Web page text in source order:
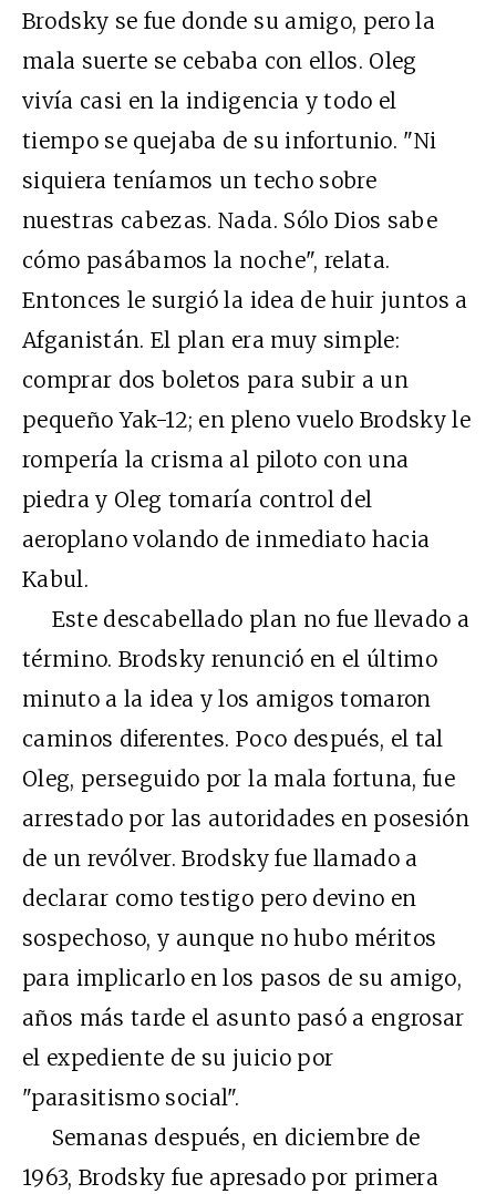
Brodsky se fue donde su amigo, pero la
mala suerte se cebaba con ellos. Oleg
vivía casi en la indigencia y todo el
tiempo se quejaba de su infortunio. "Ni
siquiera teníamos un techo sobre
nuestras cabezas. Nada. Sólo Dios sabe
cómo pasábamos la noche", relata.
Entonces le surgió la idea de huir juntos a
Afganistán. El plan era muy simple:
comprar dos boletos para subir a un
pequeño Yak-12; en pleno vuelo Brodsky le
rompería la crisma al piloto con una
piedra y Oleg tomaría control del
aeroplano volando de inmediato hacia
Kabul.
Este descabellado plan no fue llevado a
término. Brodsky renunció en el último
minuto a la idea y los amigos tomaron
caminos diferentes. Poco después, el tal
Oleg, perseguido por la mala fortuna, fue
arrestado por las autoridades en posesión
de un revólver. Brodsky fue llamado a
declarar como testigo pero devino en
sospechoso, y aunque no hubo méritos
para implicarlo en los pasos de su amigo,
años más tarde el asunto pasó a engrosar
el expediente de su juicio por
"parasitismo social".
Semanas después, en diciembre de
1963, Brodsky fue apresado por primera